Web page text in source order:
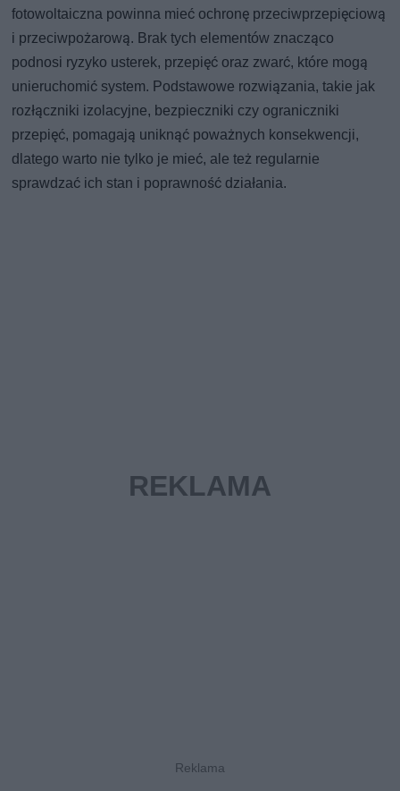
fotowoltaiczna powinna mieć ochronę przeciwprzepięciową
i przeciwpożarową. Brak tych elementów znacząco
podnosi ryzyko usterek, przepięć oraz zwarć, które mogą
unieruchomić system. Podstawowe rozwiązania, takie jak
rozłączniki izolacyjne, bezpieczniki czy ograniczniki
przepięć, pomagają uniknąć poważnych konsekwencji,
dlatego warto nie tylko je mieć, ale też regularnie
sprawdzać ich stan i poprawność działania.